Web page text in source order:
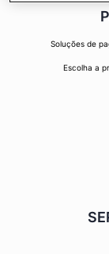
Soluções de
Escolha a